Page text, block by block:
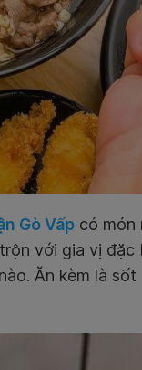
Gò Vấp có món
với gia vị đặc
Ăn kèm là